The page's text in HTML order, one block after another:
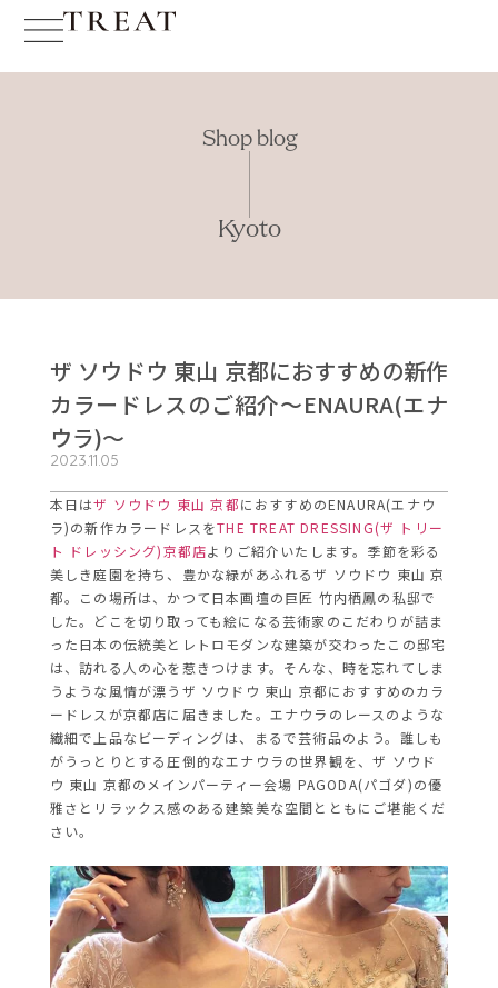
Shop blog
Kyoto
ザ ソウドウ 東山 京都におすすめの新作
カラードレスのご紹介〜ENAURA(エナ
ウラ)〜
2023.11.05
本日はザ ソウドウ 東山 京都におすすめのENAURA(エナウ
ラ)の新作カラードレスをTHE TREAT DRESSING(ザ トリー
ト ドレッシング)京都店よりご紹介いたします。季節を彩る
美しき庭園を持ち、豊かな緑があふれるザ ソウドウ 東山 京
都。この場所は、かつて日本画壇の巨匠 竹内栖鳳の私邸で
した。どこを切り取っても絵になる芸術家のこだわりが詰ま
った日本の伝統美とレトロモダンな建築が交わったこの邸宅
は、訪れる人の心を惹きつけます。そんな、時を忘れてしま
うような風情が漂うザ ソウドウ 東山 京都におすすめのカラ
ードレスが京都店に届きました。エナウラのレースのような
繊細で上品なビーディングは、まるで芸術品のよう。誰しも
がうっとりとする圧倒的なエナウラの世界観を、ザ ソウド
ウ 東山 京都のメインパーティー会場 PAGODA(パゴダ)の優
雅さとリラックス感のある建築美な空間とともにご堪能くだ
さい。